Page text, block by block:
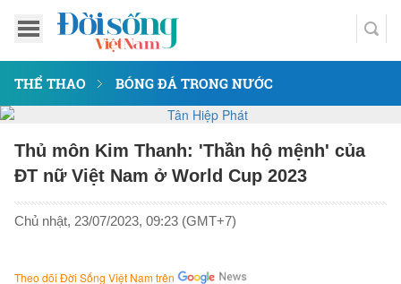
THỂ THAO BÓNG ĐÁ TRONG NƯỚC
Thủ môn Kim Thanh: 'Thần hộ mệnh' của
ĐT nữ Việt Nam ở World Cup 2023
Chủ nhật, 23/07/2023, 09:23 (GMT+7)
Theo dõi Đời Sống Việt Nam trên